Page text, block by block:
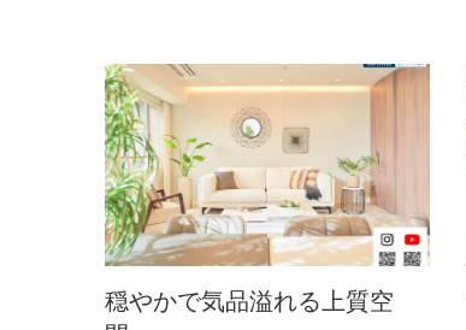
穏やかで気品溢れる上質空